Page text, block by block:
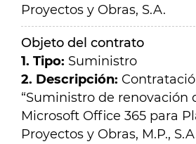
Proyectos y Obras, S.A.
Objeto del contrato
1. Tipo: Suministro
2. Descripción:
“Suministro de renovación
Microsoft Office 365 para
Proyectos y Obras, M.P.,